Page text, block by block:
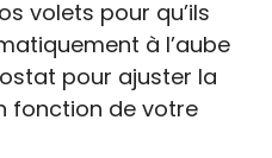
volets pour qu’ils
à l’aube
pour ajuster la
fonction de votre